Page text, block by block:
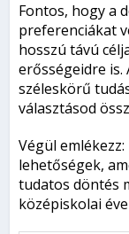
Fontos, hogy a
preferenciákat
hosszú távú
erősségeidre is.
széleskörű
választásod
Végül
lehetőségek,
tudatos döntés
középiskolai